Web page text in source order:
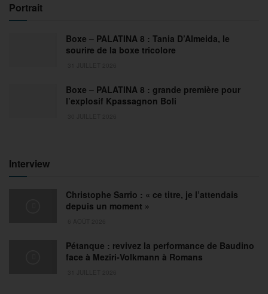
Portrait
Boxe – PALATINA 8 : Tania D’Almeida, le
sourire de la boxe tricolore
Boxe – PALATINA 8 : grande première pour
l’explosif Kpassagnon Boli
Interview
Christophe Sarrio : « ce titre, je l’attendais
depuis un moment »
Pétanque : revivez la performance de Baudino
face à Meziri-Volkmann à Romans